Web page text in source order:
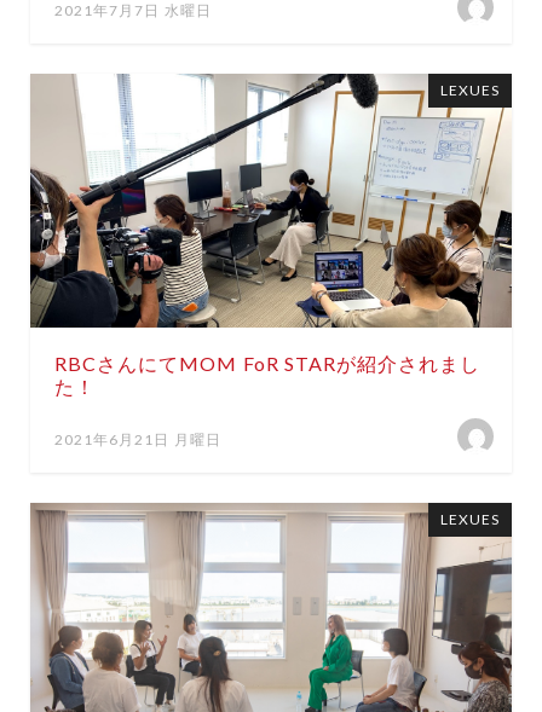
2021年7月7日 水曜日
RBCさんにてMOM FoR STARが紹介されまし
た！
2021年6月21日 月曜日
LEXUES
LEXUES